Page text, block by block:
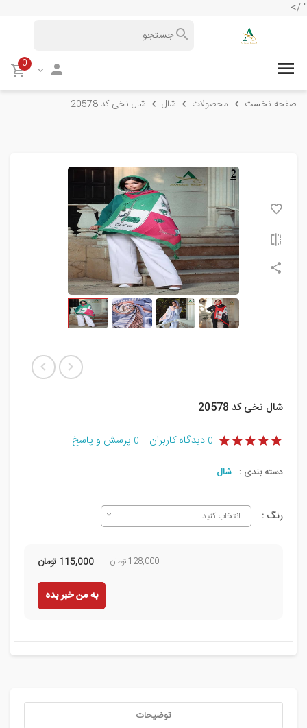
" />
0
صفحه نخست محصولات شال شال نخی کد 20578
شال نخی کد 20578
0 دیدگاه کاربران 0 پرسش و پاسخ
دسته بندی : شال
رنگ : انتخاب کنید
128,000 تومان 115,000 تومان
به من خبر بده
توضیحات